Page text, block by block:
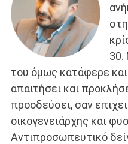
30.
του όμως κατάφερε
απαιτήσει και
προοδεύσει, σαν
οικογενειάρχης και
Αντιπροσωπευτικό